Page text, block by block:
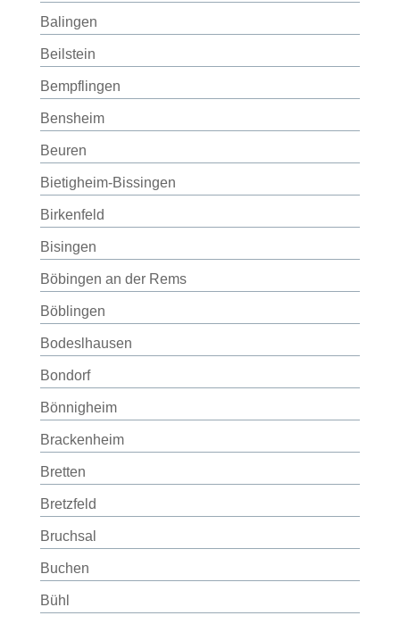
Balingen
Beilstein
Bempflingen
Bensheim
Beuren
Bietigheim-Bissingen
Birkenfeld
Bisingen
Böbingen an der Rems
Böblingen
Bodeslhausen
Bondorf
Bönnigheim
Brackenheim
Bretten
Bretzfeld
Bruchsal
Buchen
Bühl